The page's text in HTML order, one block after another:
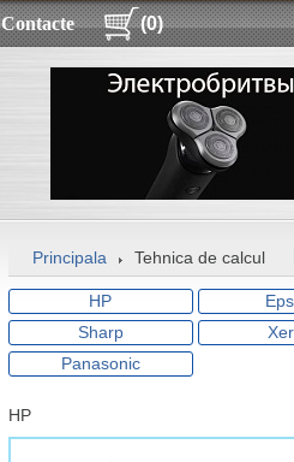
Contacte (0)
Principala Tehnica de calcul
HP
Sharp
Panasonic
HP